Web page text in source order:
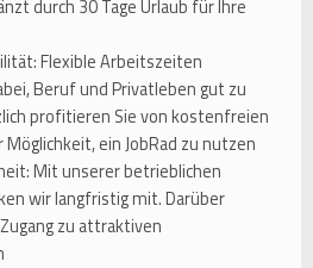
durch 30 Tage Urlaub für Ihre
Flexible Arbeitszeiten
Beruf und Privatleben gut zu
profitieren Sie von kostenfreien
ein JobRad zu nutzen
Mit unserer betrieblichen
wir langfristig mit. Darüber
zu attraktiven